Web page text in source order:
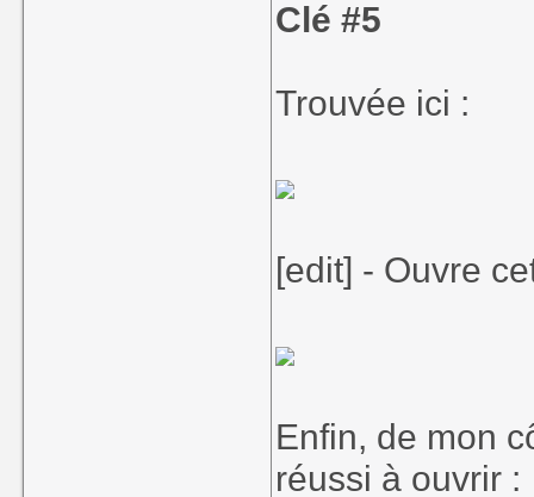
Clé #5
Trouvée ici :
[edit] - Ouvre
Enfin, de mon
réussi à ouvrir :